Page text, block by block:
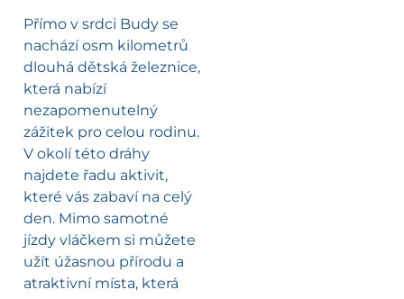
Přímo v srdci Budy se
nachází osm kilometrů
dlouhá dětská železnice,
která nabízí
nezapomenutelný
zážitek pro celou rodinu.
V okolí této dráhy
najdete řadu aktivit,
které vás zabaví na celý
den. Mimo samotné
jízdy vláčkem si můžete
užít úžasnou přírodu a
atraktivní místa, která